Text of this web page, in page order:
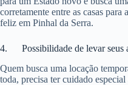
corretamente entre as casas
feliz em Pinhal da Serra.
4. Possibilidade de levar seus
Quem busca uma locação
toda, precisa ter cuidado